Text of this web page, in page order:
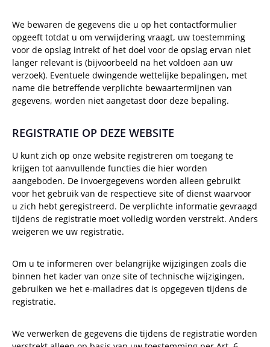
We bewaren de gegevens die u op het contactformulier
opgeeft totdat u om verwijdering vraagt, uw toestemming
voor de opslag intrekt of het doel voor de opslag ervan niet
langer relevant is (bijvoorbeeld na het voldoen aan uw
verzoek). Eventuele dwingende wettelijke bepalingen, met
name die betreffende verplichte bewaartermijnen van
gegevens, worden niet aangetast door deze bepaling.
REGISTRATIE OP DEZE WEBSITE
U kunt zich op onze website registreren om toegang te
krijgen tot aanvullende functies die hier worden
aangeboden. De invoergegevens worden alleen gebruikt
voor het gebruik van de respectieve site of dienst waarvoor
u zich hebt geregistreerd. De verplichte informatie gevraagd
tijdens de registratie moet volledig worden verstrekt. Anders
weigeren we uw registratie.
Om u te informeren over belangrijke wijzigingen zoals die
binnen het kader van onze site of technische wijzigingen,
gebruiken we het e-mailadres dat is opgegeven tijdens de
registratie.
We verwerken de gegevens die tijdens de registratie worden